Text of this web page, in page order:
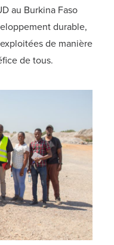
au Burkina Faso
durable,
de manière
de tous.